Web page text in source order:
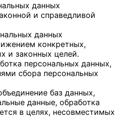
данных
и справедливой
данных
конкретных,
и законных целей.
персональных данных,
сбора персональных
баз данных,
данные, обработка
в целях, несовместимых